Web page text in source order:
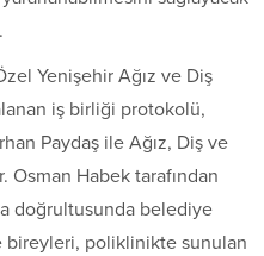
Yenişehir Ağız ve Diş
iş birliği protokolü,
Paydaş ile Ağız, Diş ve
Osman Habek tarafından
doğrultusunda belediye
bireyleri, poliklinikte sunulan